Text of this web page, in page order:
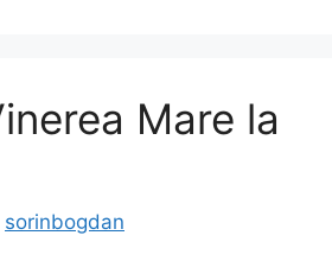
Mare la
sorinbogdan